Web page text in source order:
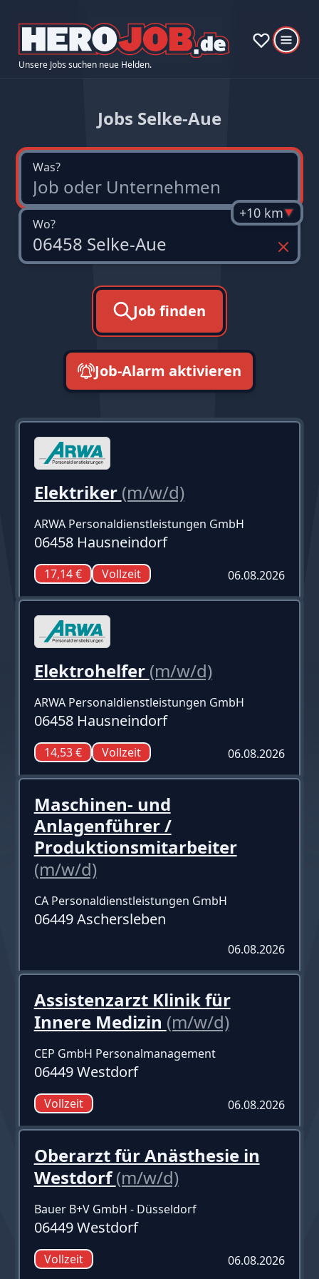
Unsere Jobs suchen neue Helden.
Jobs Selke-Aue
Was?
Wo?
+10 km
Job finden
Job-Alarm aktivieren
Elektriker (m/w/d)
ARWA Personaldienstleistungen GmbH
06458 Hausneindorf
17,14 € Vollzeit 06.08.2026
Elektrohelfer (m/w/d)
ARWA Personaldienstleistungen GmbH
06458 Hausneindorf
14,53 € Vollzeit 06.08.2026
Maschinen- und
Anlagenführer /
Produktionsmitarbeiter
(m/w/d)
CA Personaldienstleistungen GmbH
06449 Aschersleben
06.08.2026
Assistenzarzt Klinik für
Innere Medizin (m/w/d)
CEP GmbH Personalmanagement
06449 Westdorf
Vollzeit 06.08.2026
Oberarzt für Anästhesie in
Westdorf(m/w/d)
Bauer B+V GmbH - Düsseldorf
06449 Westdorf
Vollzeit 06.08.2026